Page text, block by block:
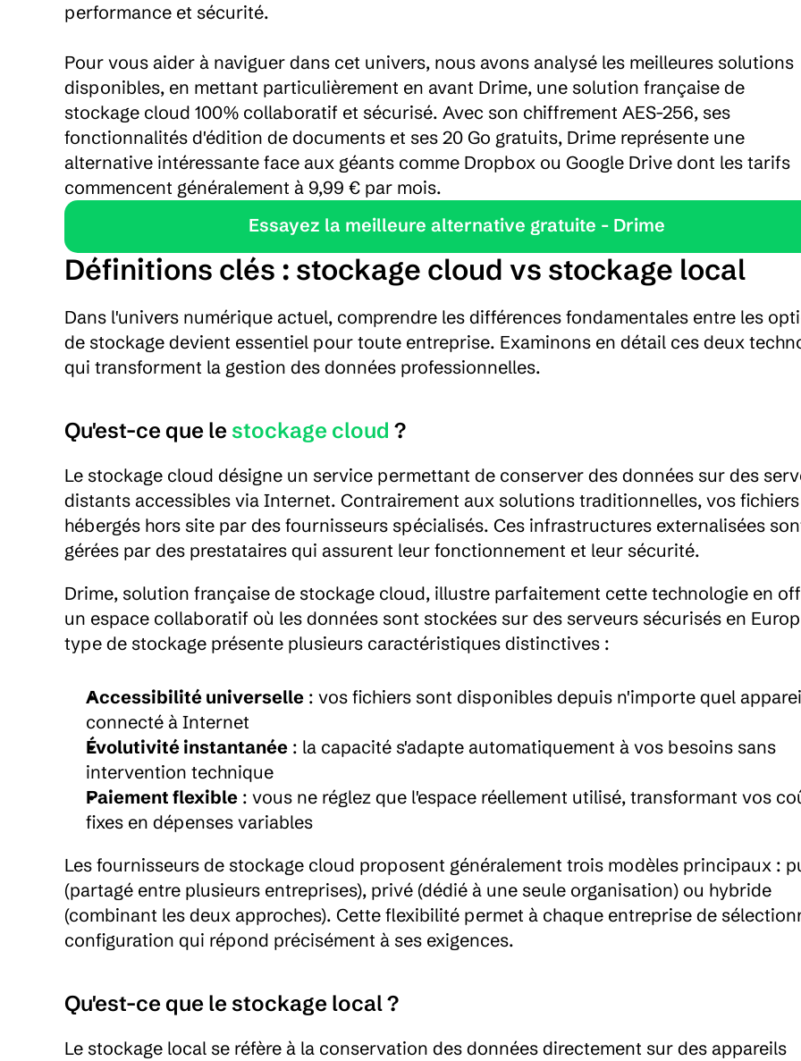
performance et sécurité.
Pour vous aider à naviguer dans cet univers, nous avons analysé les meilleures solutions
disponibles, en mettant particulièrement en avant Drime, une solution française de
stockage cloud 100% collaboratif et sécurisé. Avec son chiffrement AES-256, ses
fonctionnalités d'édition de documents et ses 20 Go gratuits, Drime représente une
alternative intéressante face aux géants comme Dropbox ou Google Drive dont les tarifs
commencent généralement à 9,99 € par mois.
    Essayez la meilleure alternative gratuite - Drime
Définitions clés : stockage cloud vs stockage local
Dans l'univers numérique actuel, comprendre les différences fondamentales entre les
de stockage devient essentiel pour toute entreprise. Examinons en détail ces deux
qui transforment la gestion des données professionnelles.
Qu'est-ce que le stockage cloud ?
Le stockage cloud désigne un service permettant de conserver des données sur des
distants accessibles via Internet. Contrairement aux solutions traditionnelles, vos
hébergés hors site par des fournisseurs spécialisés. Ces infrastructures externalisées
gérées par des prestataires qui assurent leur fonctionnement et leur sécurité.
Drime, solution française de stockage cloud, illustre parfaitement cette technologie en
un espace collaboratif où les données sont stockées sur des serveurs sécurisés en
type de stockage présente plusieurs caractéristiques distinctives :
Accessibilité universelle : vos fichiers sont disponibles depuis n'importe quel
connecté à Internet
Évolutivité instantanée : la capacité s'adapte automatiquement à vos besoins sans
intervention technique
Paiement flexible : vous ne réglez que l'espace réellement utilisé, transformant vos
fixes en dépenses variables
Les fournisseurs de stockage cloud proposent généralement trois modèles principaux :
(partagé entre plusieurs entreprises), privé (dédié à une seule organisation) ou hybride
(combinant les deux approches). Cette flexibilité permet à chaque entreprise de
configuration qui répond précisément à ses exigences.
Qu'est-ce que le stockage local ?
Le stockage local se réfère à la conservation des données directement sur des appareils